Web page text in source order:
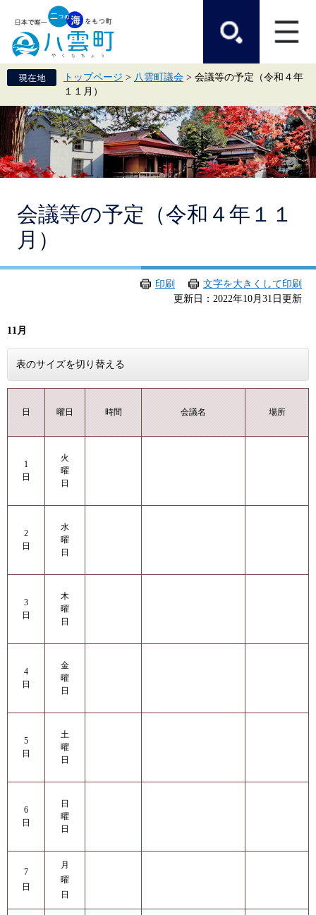
頭
で
飛
ば
て
本
文
へ
トップページ > 八雲町議会 > 会議等の予定（令和４年
１１月）
会議等の予定（令和４年１１
月）
印刷
文字を大きくして印刷
更新日：2022年10月31日更新
11月
表のサイズを切り替える
日 曜日 時間 会議名 場所
1
日
火
曜
日
2
日
水
曜
日
3
日
木
曜
日
4
日
金
曜
日
5
日
土
曜
日
6
日
日
曜
日
7
日
月
曜
日